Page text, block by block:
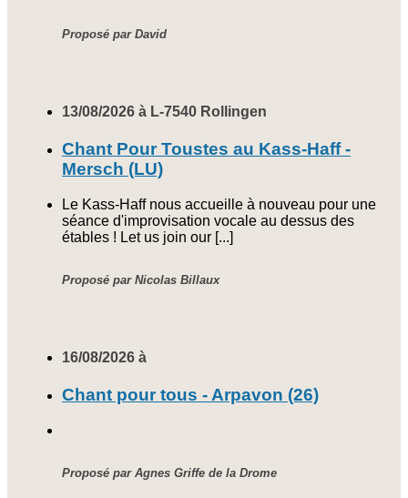
Proposé par David
13/08/2026 à L-7540 Rollingen
Chant Pour Toustes au Kass-Haff -
Mersch (LU)
Le Kass-Haff nous accueille à nouveau pour une
séance d'improvisation vocale au dessus des
étables ! Let us join our [...]
Proposé par Nicolas Billaux
16/08/2026 à
Chant pour tous - Arpavon (26)
Proposé par Agnes Griffe de la Drome